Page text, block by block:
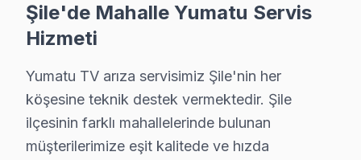
Şile'da Yumatu TV Askı Sistemi Kurulumu –
Şile'da satın aldığınız Yumatu televizyonun
Kurulum sürecimiz:
• Şile'de motorlu döner braket montajı ve ayarı
• Şile servisimizde kablo kanalı ile estetik kurulum
Şile'de Mahalle Yumatu Servis
Hizmeti
Yumatu TV arıza servisimiz Şile'nin her
köşesine teknik destek vermektedir. Şile
ilçesinin farklı mahallelerinde bulunan
müşterilerimize eşit kalitede ve hızda